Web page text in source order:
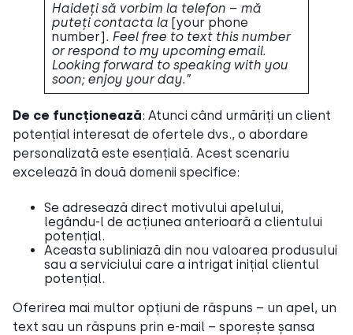
Haideți să vorbim la telefon – mă
puteți contacta la [your phone
number]. Feel free to text this number
or respond to my upcoming email.
Looking forward to speaking with you
soon; enjoy your day.”
De ce funcționează: Atunci când urmăriți un client
potențial interesat de ofertele dvs., o abordare
personalizată este esențială. Acest scenariu
excelează în două domenii specifice:
Se adresează direct motivului apelului,
legându-l de acțiunea anterioară a clientului
potențial.
Aceasta subliniază din nou valoarea produsului
sau a serviciului care a intrigat inițial clientul
potențial.
Oferirea mai multor opțiuni de răspuns – un apel, un
text sau un răspuns prin e-mail – sporește șansa